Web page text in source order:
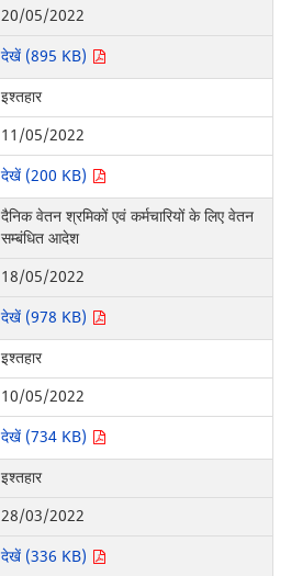
20/05/2022
देखें (895 KB)
इश्तहार
11/05/2022
देखें (200 KB)
दैनिक वेतन श्रमिकों एवं कर्मचारियों के लिए वेतन
सम्बंधित आदेश
18/05/2022
देखें (978 KB)
इश्तहार
10/05/2022
देखें (734 KB)
इश्तहार
28/03/2022
देखें (336 KB)